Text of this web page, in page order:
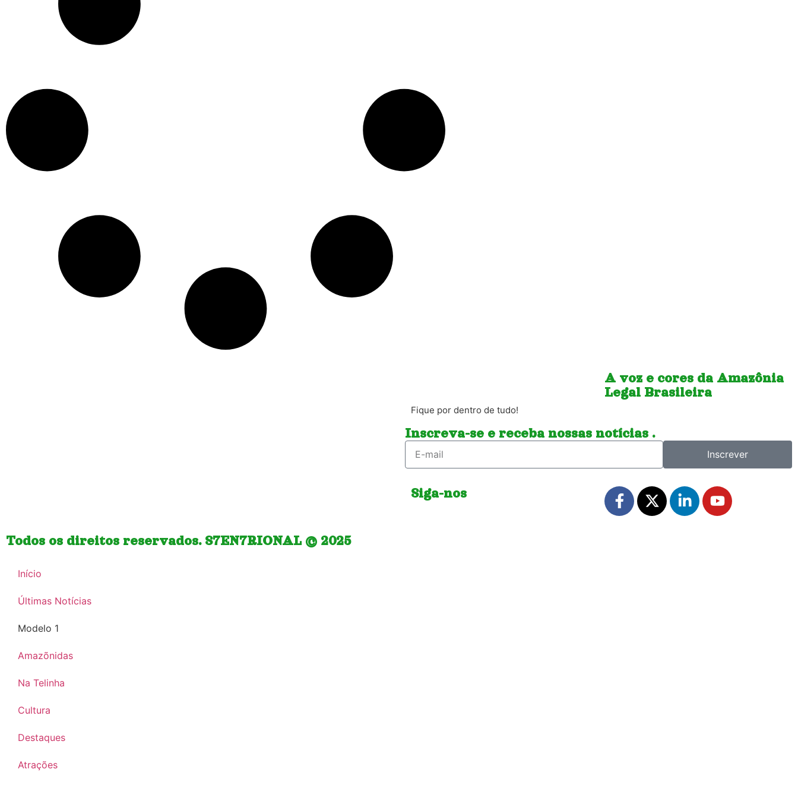
A voz e cores da Amazônia
Legal Brasileira
Fique por dentro de tudo!
Inscreva-se e receba nossas notícias .
Inscrever
Siga-nos
Todos os direitos reservados. S7EN7RIONAL © 2025
Início
Últimas Notícias
Modelo 1
Amazõnidas
Na Telinha
Cultura
Destaques
Atrações